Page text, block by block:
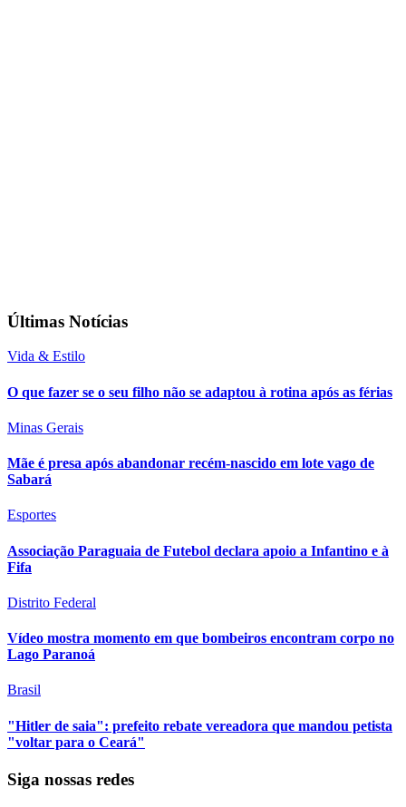
Últimas Notícias
Vida & Estilo
O que fazer se o seu filho não se adaptou à rotina após as férias
Minas Gerais
Mãe é presa após abandonar recém-nascido em lote vago de
Sabará
Esportes
Associação Paraguaia de Futebol declara apoio a Infantino e à
Fifa
Distrito Federal
Vídeo mostra momento em que bombeiros encontram corpo no
Lago Paranoá
Brasil
"Hitler de saia": prefeito rebate vereadora que mandou petista
"voltar para o Ceará"
Siga nossas redes